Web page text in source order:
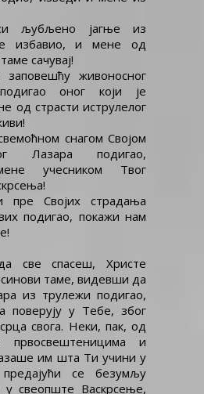
љубљено јагње из
избавио, и мене од
сачувај!
заповешћу живоносног
оног који је
од страсти иструлелог
снагом Својом
Лазара подигао,
учесником Твог
пре Својих страдања
подигао, покажи нам
све спасеш, Христе
синови таме, видевши да
из трулежи подигао,
поверују у Тебе, због
свога. Неки, пак, од
и
им шта Ти учини у
се безумљу
свеопште Васкрсење,